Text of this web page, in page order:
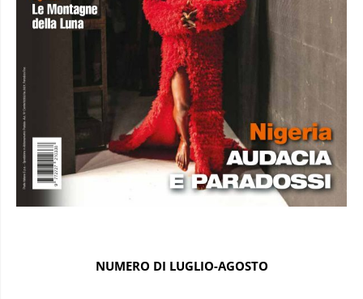
NUMERO DI LUGLIO-AGOSTO